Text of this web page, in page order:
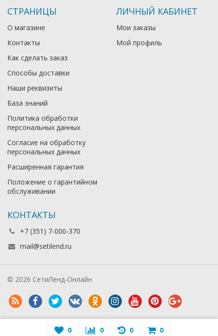
СТРАНИЦЫ
О магазине
Контакты
Как сделать заказ
Способы доставки
Наши реквизиты
База знаний
Политика обработки
персональных данных
Согласие на обработку
персональных данных
Расширенная гарантия
Положение о гарантийном
обслуживании
ЛИЧНЫЙ КАБИНЕТ
Мои заказы
Мой профиль
КОНТАКТЫ
+7 (351) 7-000-370
mail@setilend.ru
© 2026 СетиЛенд-Онлайн
0 0 0 0